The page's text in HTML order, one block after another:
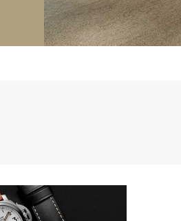
プリスト一覧はこちら